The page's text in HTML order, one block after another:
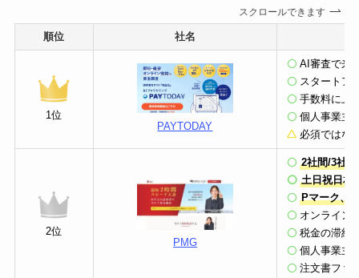
スクロールできます
順位 社名
1位
PAYTODAY
AI審査で来
スタートア
手数料に上
個人事業主
必須ではな
2位
PMG
2社間/3社
土日祝日相
Pマーク、
オンライン
税金の滞納
個人事業主
注文書ファ